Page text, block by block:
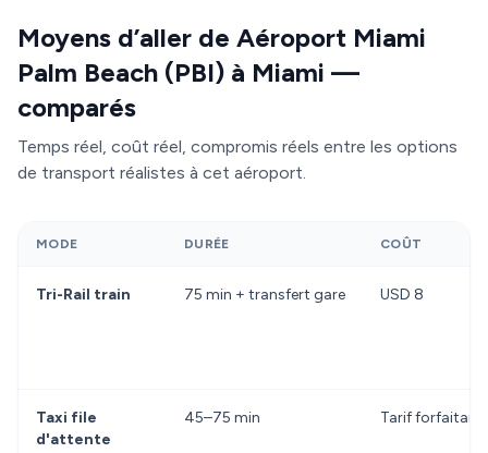
Moyens d’aller de Aéroport Miami
Palm Beach (PBI) à Miami —
comparés
Temps réel, coût réel, compromis réels entre les options
de transport réalistes à cet aéroport.
MODE DURÉE COÛT
Tri-Rail train 75 min + transfert gare USD 8
Taxi file
d'attente
45–75 min Tarif forfaitaire